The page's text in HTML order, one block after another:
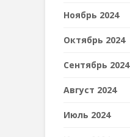
Ноябрь 2024
Октябрь 2024
Сентябрь 2024
Август 2024
Июль 2024